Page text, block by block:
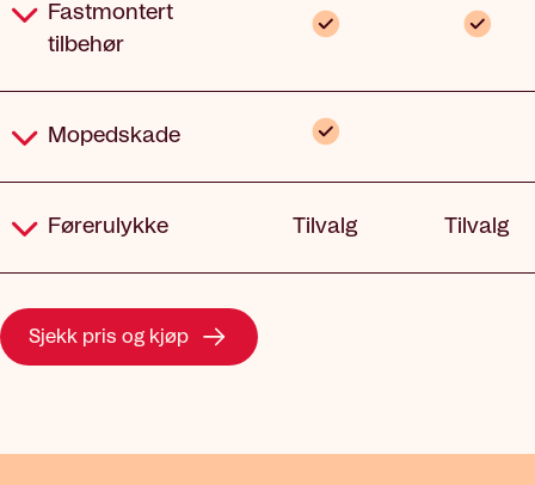
Fastmontert
tilbehør
Inkludert
Mopedskade
Inkludert
Førerulykke
Tilvalg Tilvalg
Sjekk pris og kjøp